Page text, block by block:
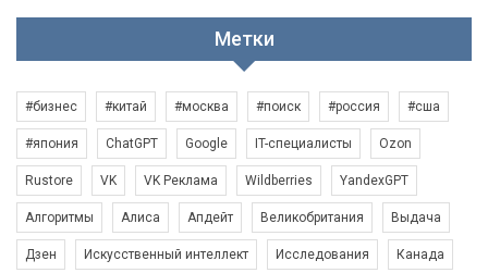
Метки
#бизнес #китай #москва #поиск #россия #сша
#япония ChatGPT Google IT-специалисты Ozon
Rustore VK VK Реклама Wildberries YandexGPT
Алгоритмы Алиса Апдейт Великобритания Выдача
Дзен Искусственный интеллект Исследования Канада